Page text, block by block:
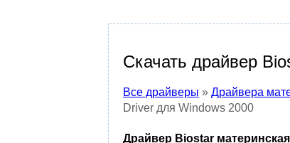
Скачать драйвер
Все драйверы » Драйвера
Driver для Windows 2000
Драйвер Biostar